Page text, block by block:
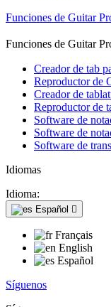
Funciones de Guitar
Funciones de Guitar
Creador de tab
Reproductor de
Creador de
Reproductor de
Software de
Software de
Software de
Idiomas
Idioma:
Español 
Français
English
Español
Síguenos